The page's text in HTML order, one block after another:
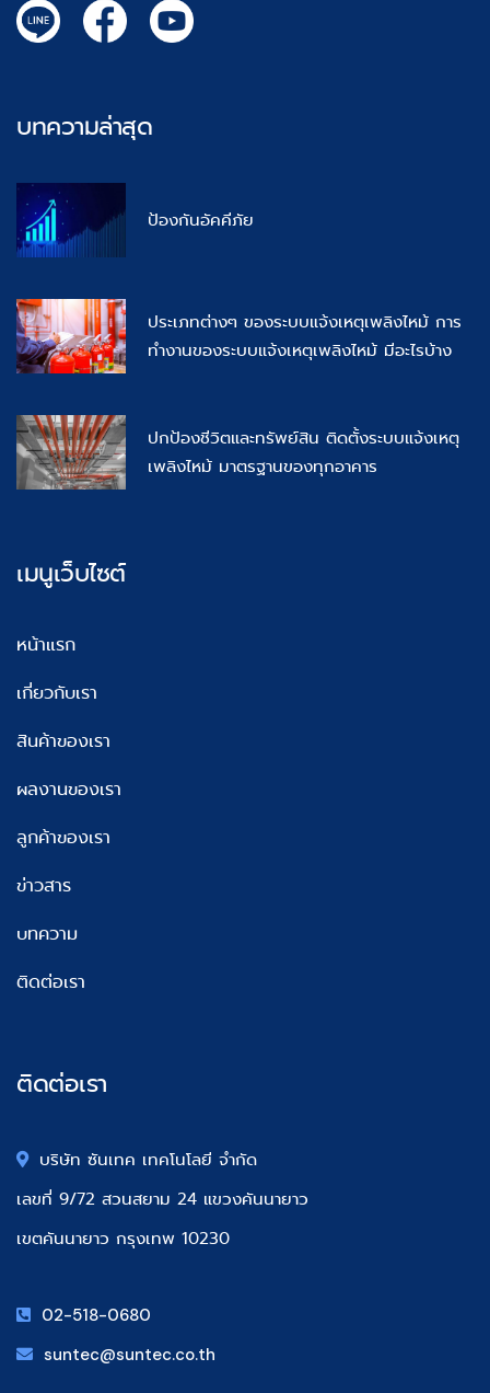
บทความล่าสุด
ป้องกันอัคคีภัย
ประเภทต่างๆ ของระบบแจ้งเหตุเพลิงไหม้ การ
ทำงานของระบบแจ้งเหตุเพลิงไหม้ มีอะไรบ้าง
ปกป้องชีวิตและทรัพย์สิน ติดตั้งระบบแจ้งเหตุ
เพลิงไหม้ มาตรฐานของทุกอาคาร
เมนูเว็บไซต์
หน้าแรก
เกี่ยวกับเรา
สินค้าของเรา
ผลงานของเรา
ลูกค้าของเรา
ข่าวสาร
บทความ
ติดต่อเรา
ติดต่อเรา
บริษัท ซันเทค เทคโนโลยี จำกัด
เลขที่ 9/72 สวนสยาม 24 แขวงคันนายาว
เขตคันนายาว กรุงเทพ 10230
02-518-0680
suntec@suntec.co.th